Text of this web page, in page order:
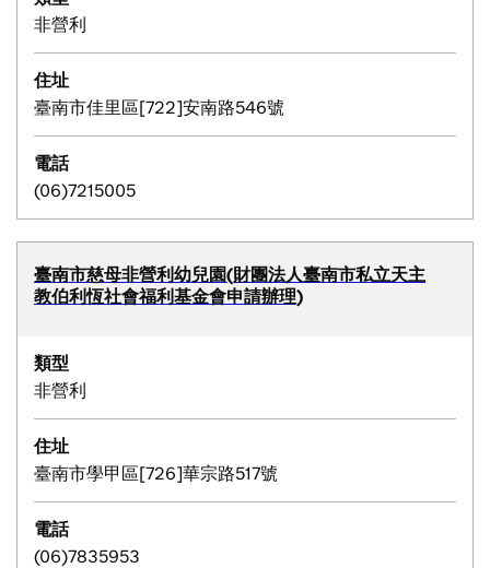
非營利
住址
臺南市佳里區[722]安南路546號
電話
(06)7215005
臺南市慈母非營利幼兒園(財團法人臺南市私立天主
教伯利恆社會福利基金會申請辦理)
類型
非營利
住址
臺南市學甲區[726]華宗路517號
電話
(06)7835953